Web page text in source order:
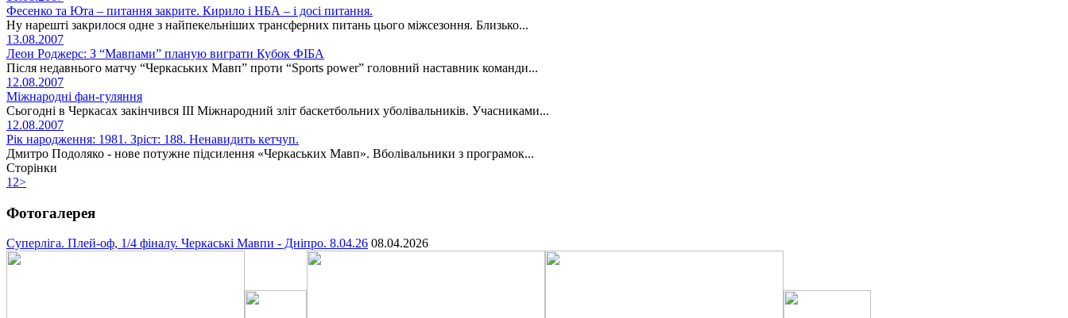
Фесенко та Юта – питання закрите. Кирило і НБА – і досі питання.
Ну нарешті закрилося одне з найпекельніших трансферних питань цього міжсезоння. Близько...
13.08.2007
Леон Роджерс: З “Мавпами” планую виграти Кубок ФІБА
Після недавнього матчу “Черкаських Мавп” проти “Sports power” головний наставник команди...
12.08.2007
Міжнародні фан-гуляння
Сьогодні в Черкасах закінчився III Міжнародний зліт баскетбольних уболівальників. Учасниками...
12.08.2007
Рік народження: 1981. Зріст: 188. Ненавидить кетчуп.
Дмитро Подоляко - нове потужне підсилення «Черкаських Мавп». Вболівальники з програмок...
Сторінки
1 2>
Фотогалерея
Суперліга. Плей-оф, 1/4 фіналу. Черкаські Мавпи - Дніпро. 8.04.26 08.04.2026